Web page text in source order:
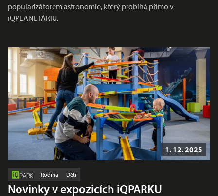
popularizátorem astronomie, který probíhá přímo v
iQPLANETÁRIU.
1. 12. 2025
PARK Rodina Děti
Novinky v expozicích iQPARKU